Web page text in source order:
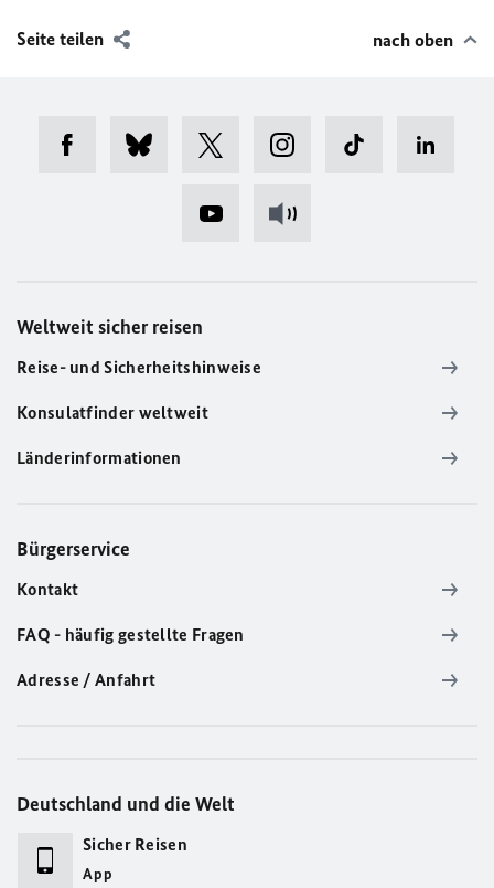
Seite teilen nach oben
Weltweit sicher reisen
Reise- und Sicherheitshinweise
Konsulatfinder weltweit
Länderinformationen
Bürgerservice
Kontakt
FAQ - häufig gestellte Fragen
Adresse / Anfahrt
Deutschland und die Welt
Sicher Reisen
App